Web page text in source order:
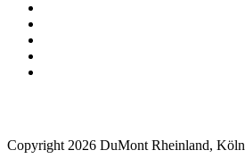
Copyright 2026 DuMont Rheinland, Köln